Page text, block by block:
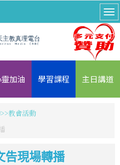
加油 學習課程 主日講道
教會活動
告現場轉播